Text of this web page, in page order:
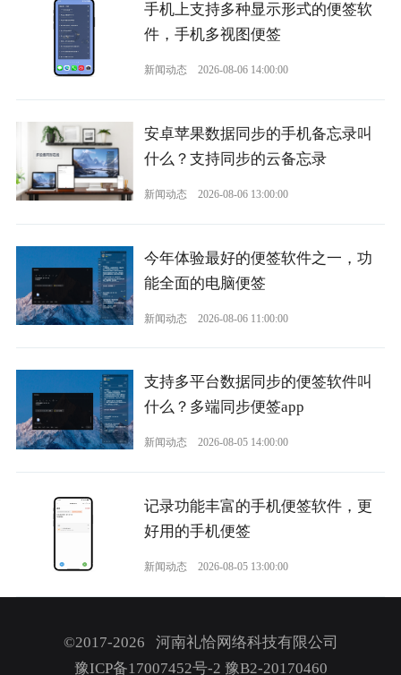
手机上支持多种显示形式的便签软
件，手机多视图便签
新闻动态 2026-08-06 14:00:00
安卓苹果数据同步的手机备忘录叫
什么？支持同步的云备忘录
新闻动态 2026-08-06 13:00:00
今年体验最好的便签软件之一，功
能全面的电脑便签
新闻动态 2026-08-06 11:00:00
支持多平台数据同步的便签软件叫
什么？多端同步便签app
新闻动态 2026-08-05 14:00:00
记录功能丰富的手机便签软件，更
好用的手机便签
新闻动态 2026-08-05 13:00:00
©2017-2026 河南礼恰网络科技有限公司
豫ICP备17007452号-2 豫B2-20170460